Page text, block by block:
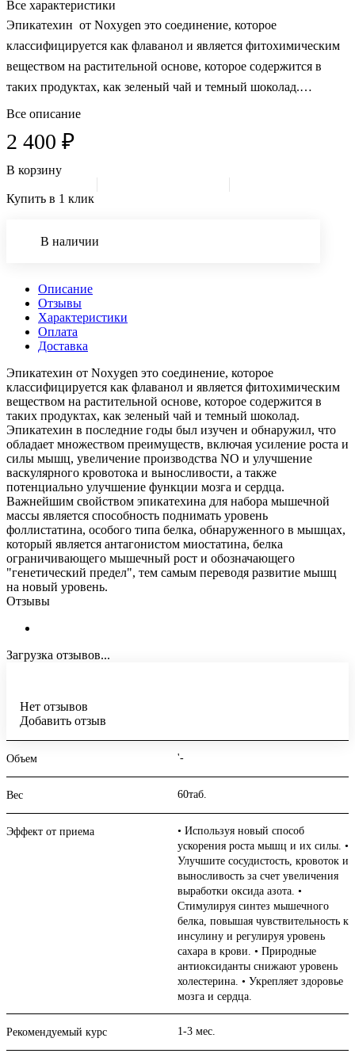
Все характеристики
Эпикатехин от Noxygen это соединение, которое
классифицируется как флаванол и является фитохимическим
веществом на растительной основе, которое содержится в
таких продуктах, как зеленый чай и темный шоколад.
Эпикатехин в последние годы был изучен и обнаружил, что
силы мышц, увеличение производства NO и улучшение
васкулярного кровотока и выносливости, а также
потенциально улучшение функции мозга и сердца.
Все описание
2 400 ₽
В корзину
Купить в 1 клик
В наличии
Описание
Отзывы
Характеристики
Оплата
Доставка
Эпикатехин от Noxygen это соединение, которое
классифицируется как флаванол и является фитохимическим
веществом на растительной основе, которое содержится в
таких продуктах, как зеленый чай и темный шоколад.
Эпикатехин в последние годы был изучен и обнаружил, что
обладает множеством преимуществ, включая усиление роста и
силы мышц, увеличение производства NO и улучшение
васкулярного кровотока и выносливости, а также
потенциально улучшение функции мозга и сердца.
Важнейшим свойством эпикатехина для набора мышечной
массы является способность поднимать уровень
фоллистатина, особого типа белка, обнаруженного в мышцах,
который является антагонистом миостатина, белка
ограничивающего мышечный рост и обозначающего
"генетический предел", тем самым переводя развитие мышц
на новый уровень.
Отзывы
Загрузка отзывов...
Нет отзывов
Добавить отзыв
Объем '-
Вес 60таб.
Эффект от приема
• Используя новый способ
ускорения роста мышц и их силы. •
Улучшите сосудистость, кровоток и
выносливость за счет увеличения
выработки оксида азота. •
Стимулируя синтез мышечного
белка, повышая чувствительность к
инсулину и регулируя уровень
сахара в крови. • Природные
антиоксиданты снижают уровень
холестерина. • Укрепляет здоровье
мозга и сердца.
Рекомендуемый курс 1-3 мес.